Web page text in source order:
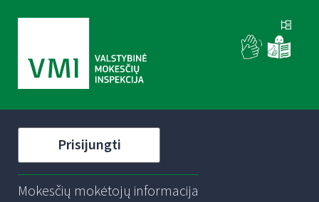
Prisijungti
Mokesčių mokėtojų informacija